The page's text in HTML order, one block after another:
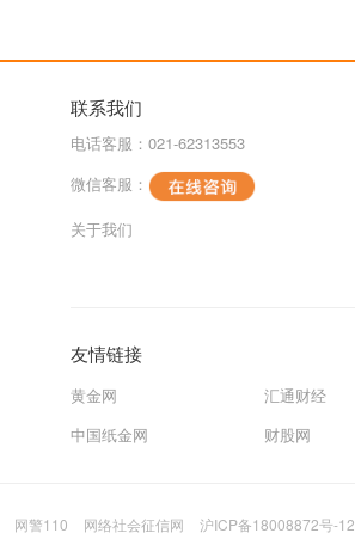
联系我们
电话客服：021-62313553
微信客服：
关于我们
友情链接
黄金网 汇通财经
中国纸金网
财股网
网警110 网络社会征信网 沪ICP备18008872号-12